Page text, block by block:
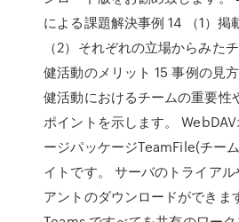
による課題解決事例 14 （1）掲
（2）それぞれの立場からみた
健活動のメリット 15 事例の見
健活動におけるチームの重要性
ポイントを示します。
ージパッケージTeamFile(チー
イトです。 サーバのトライア
アントのダウンロードができま